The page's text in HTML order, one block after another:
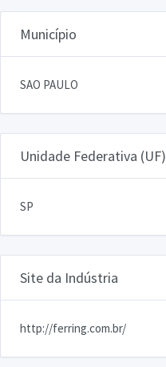
Município
SAO PAULO
Unidade Federativa (UF)
SP
Site da Indústria
http://ferring.com.br/